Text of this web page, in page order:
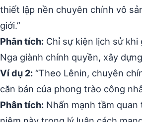
thiết lập nền chuyên chính vô
giới.”
Phân tích: Chỉ sự kiện lịch sử khi
Nga giành chính quyền, xây
Ví dụ 2: “Theo Lênin, chuyên
căn bản của phong trào công
Phân tích: Nhấn mạnh tầm